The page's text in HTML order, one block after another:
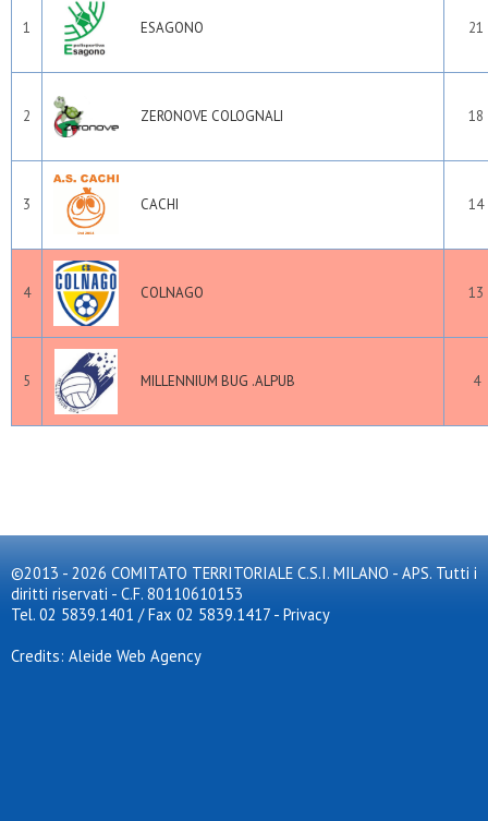
1 ESAGONO 21
2 ZERONOVE COLOGNALI 18
3 CACHI 14
4 COLNAGO 13
5 MILLENNIUM BUG .ALPUB 4
©2013 - 2026 COMITATO TERRITORIALE C.S.I. MILANO - APS. Tutti i
diritti riservati - C.F. 80110610153
Tel. 02 5839.1401 / Fax 02 5839.1417 - Privacy
Credits: Aleide Web Agency